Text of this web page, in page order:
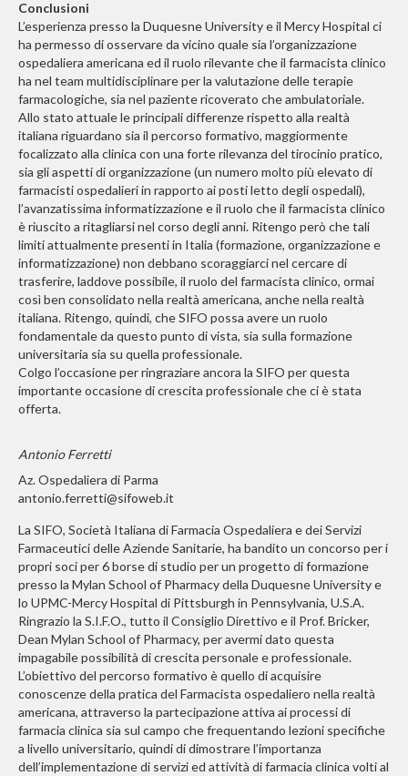
Conclusioni
L’esperienza presso la Duquesne University e il Mercy Hospital ci
ha permesso di osservare da vicino quale sia l’organizzazione
ospedaliera americana ed il ruolo rilevante che il farmacista clinico
ha nel team multidisciplinare per la valutazione delle terapie
farmacologiche, sia nel paziente ricoverato che ambulatoriale.
Allo stato attuale le principali differenze rispetto alla realtà
italiana riguardano sia il percorso formativo, maggiormente
focalizzato alla clinica con una forte rilevanza del tirocinio pratico,
sia gli aspetti di organizzazione (un numero molto più elevato di
farmacisti ospedalieri in rapporto ai posti letto degli ospedali),
l’avanzatissima informatizzazione e il ruolo che il farmacista clinico
è riuscito a ritagliarsi nel corso degli anni. Ritengo però che tali
limiti attualmente presenti in Italia (formazione, organizzazione e
informatizzazione) non debbano scoraggiarci nel cercare di
trasferire, laddove possibile, il ruolo del farmacista clinico, ormai
così ben consolidato nella realtà americana, anche nella realtà
italiana. Ritengo, quindi, che SIFO possa avere un ruolo
fondamentale da questo punto di vista, sia sulla formazione
universitaria sia su quella professionale.
Colgo l’occasione per ringraziare ancora la SIFO per questa
importante occasione di crescita professionale che ci è stata
offerta.
Antonio Ferretti
Az. Ospedaliera di Parma
antonio.ferretti@sifoweb.it
La SIFO, Società Italiana di Farmacia Ospedaliera e dei Servizi
Farmaceutici delle Aziende Sanitarie, ha bandito un concorso per i
propri soci per 6 borse di studio per un progetto di formazione
presso la Mylan School of Pharmacy della Duquesne University e
lo UPMC-Mercy Hospital di Pittsburgh in Pennsylvania, U.S.A.
Ringrazio la S.I.F.O., tutto il Consiglio Direttivo e il Prof. Bricker,
Dean Mylan School of Pharmacy, per avermi dato questa
impagabile possibilità di crescita personale e professionale.
L’obiettivo del percorso formativo è quello di acquisire
conoscenze della pratica del Farmacista ospedaliero nella realtà
americana, attraverso la partecipazione attiva ai processi di
farmacia clinica sia sul campo che frequentando lezioni specifiche
a livello universitario, quindi di dimostrare l’importanza
dell’implementazione di servizi ed attività di farmacia clinica volti al